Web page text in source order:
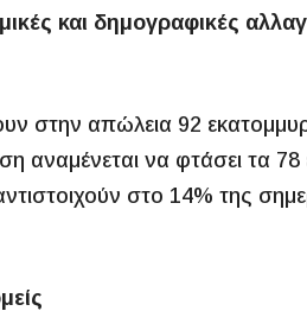
και δημογραφικές
στην απώλεια 92
αναμένεται να φτάσει τα 78
στο 14% της